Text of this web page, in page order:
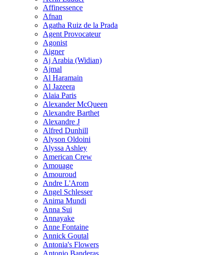
Affinessence
Afnan
Agatha Ruiz de la Prada
Agent Provocateur
Agonist
Aigner
Aj Arabia (Widian)
Ajmal
Al Haramain
Al Jazeera
Alaia Paris
Alexander McQueen
Alexandre Barthet
Alexandre J
Alfred Dunhill
Alyson Oldoini
Alyssa Ashley
American Crew
Amouage
Amouroud
Andre L'Arom
Angel Schlesser
Anima Mundi
Anna Sui
Annayake
Anne Fontaine
Annick Goutal
Antonia's Flowers
Antonio Banderas